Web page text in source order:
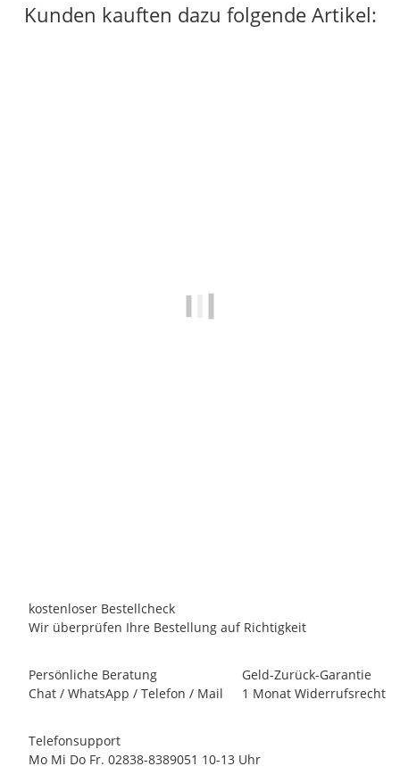
Kunden kauften dazu folgende Artikel:
kostenloser Bestellcheck
Wir überprüfen Ihre Bestellung auf Richtigkeit
Persönliche Beratung
Chat / WhatsApp / Telefon / Mail
Geld-Zurück-Garantie
1 Monat Widerrufsrecht
Telefonsupport
Mo Mi Do Fr. 02838-8389051 10-13 Uhr